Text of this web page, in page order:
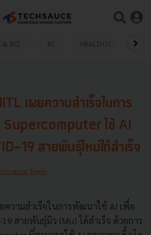
& BIZ AI HEALTHTECH
เผยความสำเร็จในการ
ใช้ AI
19 สายพันธุ์ใหม่ได้สำเร็จ
Team
ความสำเร็จในการพัฒนาใช้ AI เพื่อ
สายพันธุ์มิว (Mu) ได้สำเร็จ ด้วยการ